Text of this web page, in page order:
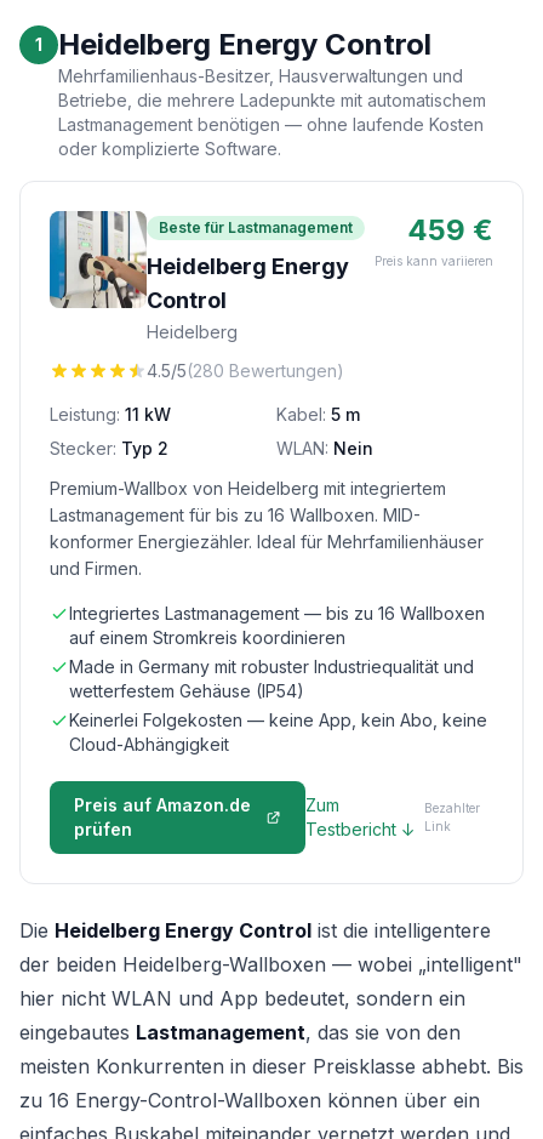
1 Heidelberg Energy Control
Mehrfamilienhaus-Besitzer, Hausverwaltungen und
Betriebe, die mehrere Ladepunkte mit automatischem
Lastmanagement benötigen — ohne laufende Kosten
oder komplizierte Software.
Beste für Lastmanagement
Heidelberg Energy
Control
Heidelberg
459 €
Preis kann variieren
4.5/5(280 Bewertungen)
Leistung: 11 kW Kabel: 5 m
Stecker: Typ 2 WLAN: Nein
Premium-Wallbox von Heidelberg mit integriertem
Lastmanagement für bis zu 16 Wallboxen. MID-
konformer Energiezähler. Ideal für Mehrfamilienhäuser
und Firmen.
Integriertes Lastmanagement — bis zu 16 Wallboxen
auf einem Stromkreis koordinieren
Made in Germany mit robuster Industriequalität und
wetterfestem Gehäuse (IP54)
Keinerlei Folgekosten — keine App, kein Abo, keine
Cloud-Abhängigkeit
Preis auf Amazon.de
prüfen
Zum
Testbericht ↓
Bezahlter
Link
Die Heidelberg Energy Control ist die intelligentere
der beiden Heidelberg-Wallboxen — wobei „intelligent"
hier nicht WLAN und App bedeutet, sondern ein
eingebautes Lastmanagement, das sie von den
meisten Konkurrenten in dieser Preisklasse abhebt. Bis
zu 16 Energy-Control-Wallboxen können über ein
einfaches Buskabel miteinander vernetzt werden und